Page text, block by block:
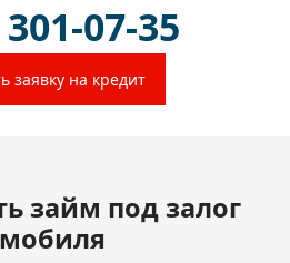
07-35
заявку на кредит
займ под залог